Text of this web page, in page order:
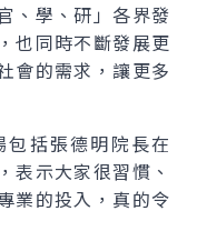
、學、研」各界發
也同時不斷發展更
會的需求，讓更多
括張德明院長在
表示大家很習慣、
業的投入，真的令